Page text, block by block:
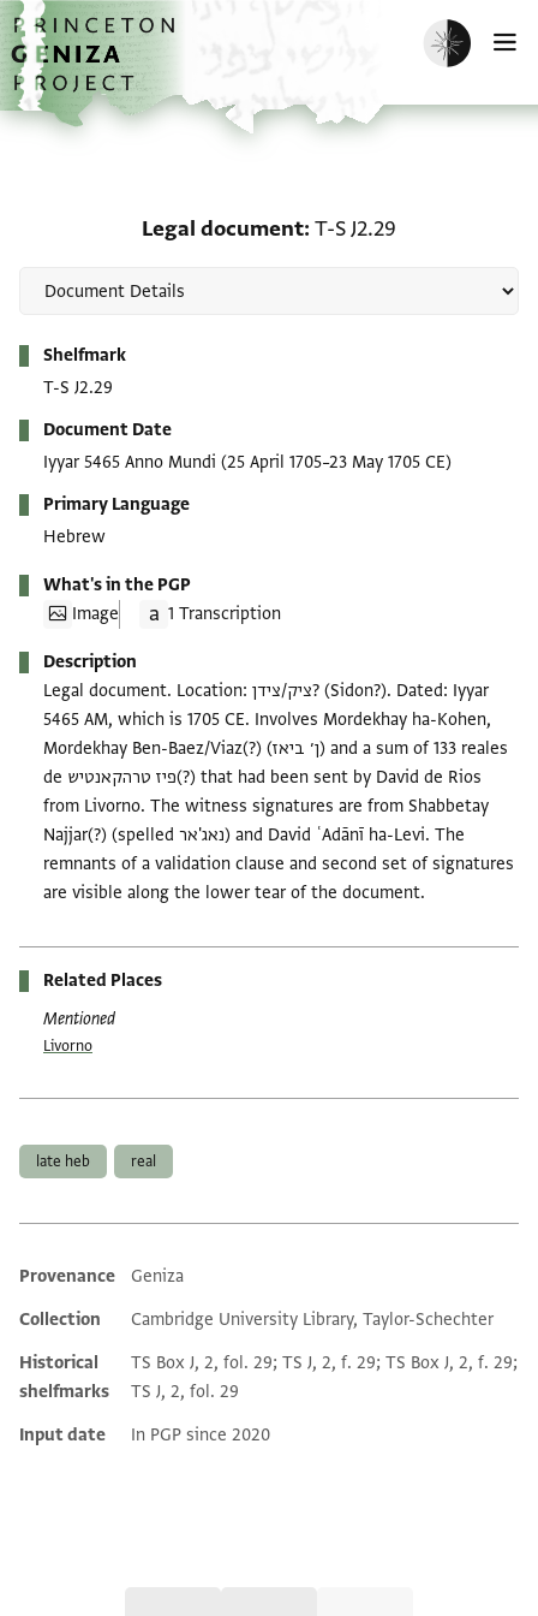
Skip to main content
home
Enable dark
Legal document T-S J2.29
Shelfmark
T-S J2.29
Document Date
Iyyar 5465 Anno Mundi (25 April 1705–23 May 1705 CE)
Primary Language
Hebrew
What's in the PGP
Image
1 Transcription
Description
Legal document. Location: ציק/צידן? (Sidon?). Dated: Iyyar
5465 AM, which is 1705 CE. Involves Mordekhay ha-Kohen,
Mordekhay Ben-Baez/Viaz(?) (ן׳ ביאז) and a sum of 133 reales
de פיז טרהקאנטיש(?) that had been sent by David de Rios
from Livorno. The witness signatures are from Shabbetay
Najjar(?) (spelled נאג'אר) and David ʿAdānī ha-Levi. The
remnants of a validation clause and second set of signatures
are visible along the lower tear of the document.
Related Places
Mentioned
Livorno
late heb real
Additional metadata
Provenance
Geniza
Collection
Cambridge University Library, Taylor-Schechter
Historical
shelfmarks
TS Box J, 2, fol. 29; TS J, 2, f. 29; TS Box J, 2, f. 29;
TS J, 2, fol. 29
Input date
In PGP since 2020